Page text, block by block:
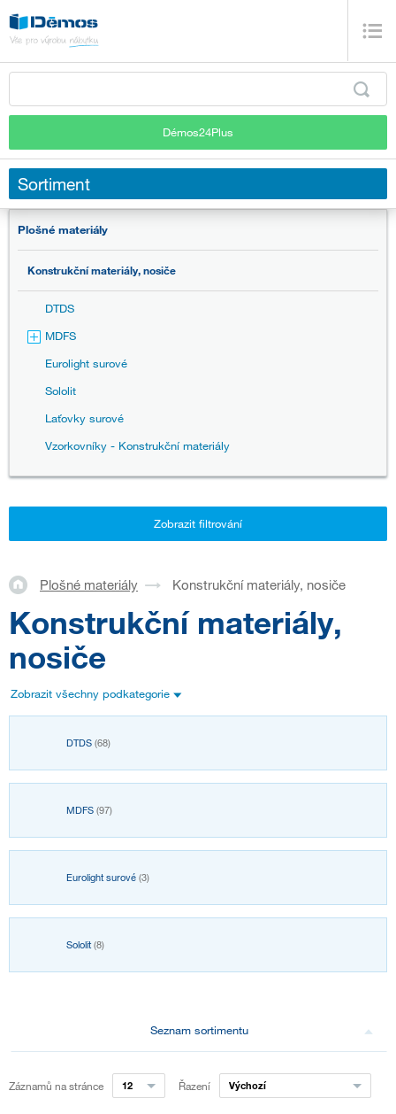
Démos24Plus
Sortiment
Plošné materiály
Konstrukční materiály, nosiče
DTDS
MDFS
Eurolight surové
Sololit
Laťovky surové
Vzorkovníky - Konstrukční materiály
Zobrazit filtrování
Plošné materiály Konstrukční materiály, nosiče
Konstrukční materiály,
nosiče
Zobrazit všechny podkategorie
DTDS (68)
MDFS (97)
Eurolight surové (3)
Sololit(8)
Seznam sortimentu
Záznamů na stránce 12 Řazení Výchozí